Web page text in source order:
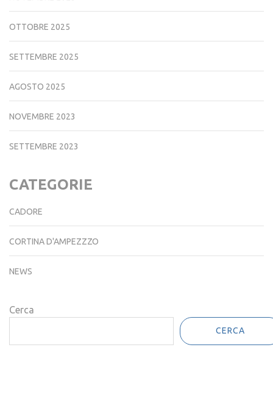
OTTOBRE 2025
SETTEMBRE 2025
AGOSTO 2025
NOVEMBRE 2023
SETTEMBRE 2023
CATEGORIE
CADORE
CORTINA D'AMPEZZZO
NEWS
Cerca
CERCA